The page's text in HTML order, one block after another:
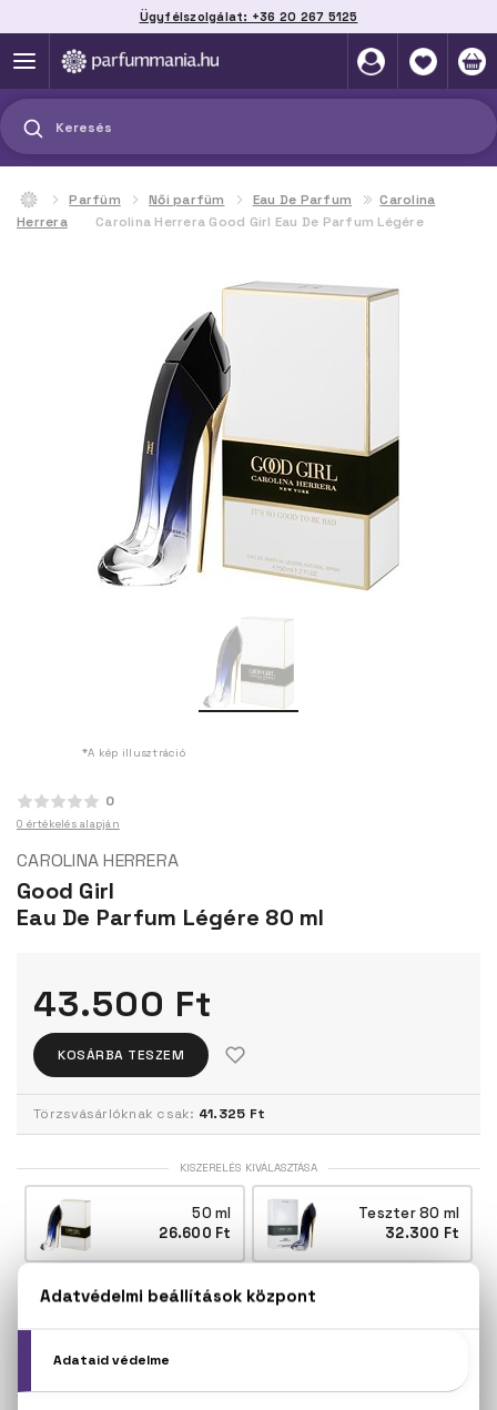
Ügyfélszolgálat: +36 20 267 5125
Keresés
Parfüm Női parfüm Eau De Parfum
Carolina
Herrera
Carolina Herrera Good Girl Eau De Parfum Légére
*A kép illusztráció
0
0 értékelés alapján
CAROLINA HERRERA
Good Girl
Eau De Parfum Légére 80 ml
43.500 Ft
KOSÁRBA TESZEM
Törzsvásárlóknak csak: 41.325 Ft
KISZERELÉS KIVÁLASZTÁSA
50 ml
26.600 Ft
Teszter 80 ml
32.300 Ft
80 ml
KAPCSOLÓDÓ TERMÉKEK